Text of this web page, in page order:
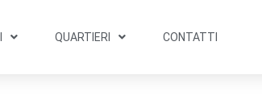
QUARTIERI CONTATTI